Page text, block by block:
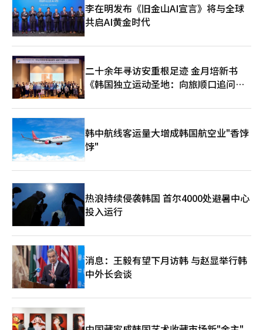
李在明发布《旧金山AI宣言》将与全球
共启AI黄金时代
二十余年寻访安重根足迹 金月培新书
《韩国独立运动圣地：向旅顺口追问历
韩中航线客运量大增成韩国航空业"香饽
饽"
热浪持续侵袭韩国 首尔4000处避暑中心
投入运行
消息：王毅有望下月访韩 与赵显举行韩
中外长会谈